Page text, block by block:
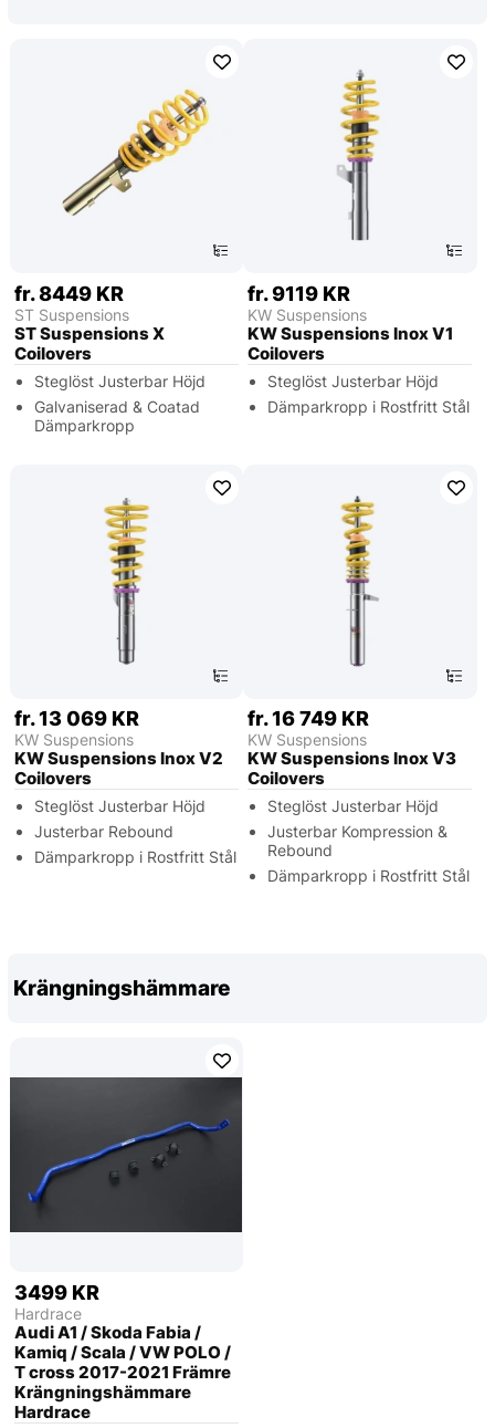
fr. 8449 KR
ST Suspensions
ST Suspensions X
Coilovers
Steglöst Justerbar Höjd
Galvaniserad & Coatad
Dämparkropp
fr. 9119 KR
KW Suspensions
KW Suspensions Inox V1
Coilovers
Steglöst Justerbar Höjd
Dämparkropp i Rostfritt Stål
fr. 13 069 KR
KW Suspensions
KW Suspensions Inox V2
Coilovers
Steglöst Justerbar Höjd
Justerbar Rebound
Dämparkropp i Rostfritt Stål
fr. 16 749 KR
KW Suspensions
KW Suspensions Inox V3
Coilovers
Steglöst Justerbar Höjd
Justerbar Kompression &
Rebound
Dämparkropp i Rostfritt Stål
Krängningshämmare
3499 KR
Hardrace
Audi A1 / Skoda Fabia /
Kamiq / Scala / VW POLO /
T cross 2017-2021 Främre
Krängningshämmare
Hardrace